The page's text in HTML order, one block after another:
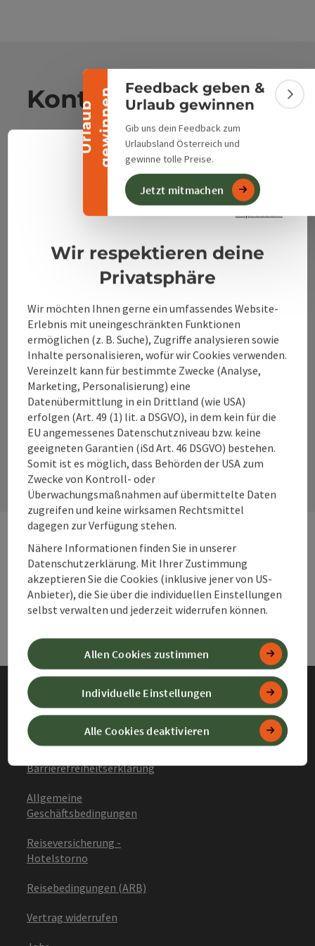
U
r
l
a
u
b
g
e
w
i
n
n
en
Banner einklappen
Feedback geben &
Urlaub gewinnen
Gib uns dein Feedback zum
Urlaubsland Österreich und
gewinne tolle Preise.
Jetzt mitmachen
Kontakt
Alpenland Tourismus GmbH
4580 Windischgarsten
+43 50 360 360 360
info@360alpenland.com
InstagramFacebookYouTube
Kontaktformular
Webseiten
Services
Impressum
Datenschutz
Barrierefreiheitserklärung
Allgemeine
Geschäftsbedingungen
Reiseversicherung -
Hotelstorno
Reisebedingungen (ARB)
Vertrag widerrufen
Datenschutzerklärung
Impressum
Wir respektieren deine
Privatsphäre
Wir möchten Ihnen gerne ein umfassendes Website-
Erlebnis mit uneingeschränkten Funktionen
ermöglichen (z. B. Suche), Zugriffe analysieren sowie
Inhalte personalisieren, wofür wir Cookies verwenden.
Vereinzelt kann für bestimmte Zwecke (Analyse,
Marketing, Personalisierung) eine
Datenübermittlung in ein Drittland (wie USA)
erfolgen (Art. 49 (1) lit. a DSGVO), in dem kein für die
EU angemessenes Datenschutzniveau bzw. keine
geeigneten Garantien (iSd Art. 46 DSGVO) bestehen.
Somit ist es möglich, dass Behörden der USA zum
Zwecke von Kontroll- oder
Überwachungsmaßnahmen auf übermittelte Daten
zugreifen und keine wirksamen Rechtsmittel
dagegen zur Verfügung stehen.
Nähere Informationen finden Sie in unserer
Datenschutzerklärung. Mit Ihrer Zustimmung
akzeptieren Sie die Cookies (inklusive jener von US-
Anbieter), die Sie über die individuellen Einstellungen
selbst verwalten und jederzeit widerrufen können.
Alle Cookies deaktivieren
Individuelle Einstellungen
Allen Cookies zustimmen